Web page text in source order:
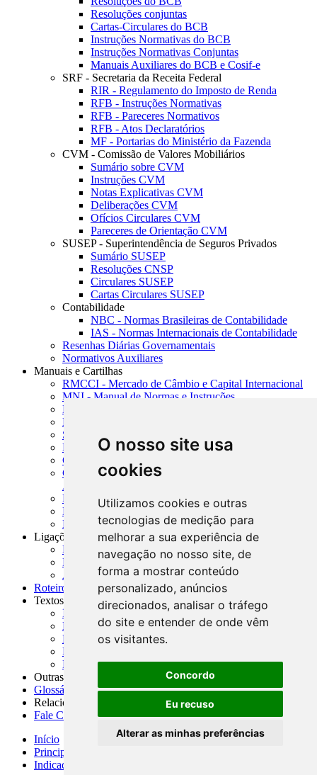
O nosso site usa
cookies
Utilizamos cookies e outras
tecnologias de medição para
melhorar a sua experiência de
navegação no nosso site, de
forma a mostrar conteúdo
personalizado, anúncios
direcionados, analisar o tráfego
do site e entender de onde vêm
os visitantes.
Concordo
Eu recuso
Alterar as minhas preferências
Resoluções conjuntas
Cartas-Circulares do BCB
Instruções Normativas do BCB
Instruções Normativas Conjuntas
Manuais Auxiliares do BCB e Cosif-e
SRF - Secretaria da Receita Federal
RIR - Regulamento do Imposto de Renda
RFB - Instruções Normativas
RFB - Pareceres Normativos
RFB - Atos Declaratórios
MF - Portarias do Ministério da Fazenda
CVM - Comissão de Valores Mobiliários
Sumário sobre CVM
Instruções CVM
Notas Explicativas CVM
Deliberações CVM
Ofícios Circulares CVM
Pareceres de Orientação CVM
SUSEP - Superintendência de Seguros Privados
Sumário SUSEP
Resoluções CNSP
Circulares SUSEP
Cartas Circulares SUSEP
Contabilidade
NBC - Normas Brasileiras de Contabilidade
IAS - Normas Internacionais de Contabilidade
Resenhas Diárias Governamentais
Normativos Auxiliares
Manuais e Cartilhas
RMCCI - Mercado de Câmbio e Capital Internacional
MNI - Manual de Normas e Instruções
MTVM - Manual de Títulos e Valores Mobiliários
MCR - Manual de Crédito Rural
SISORF - Manual de Organização do SFN
MASUP - Manual de Supervisão Bancária
CADOC - Catálogo de Documentos
CNAE-CONCLA - Classificação Nacional de
Atividades Econômicas
PMF - Cartilhas do BCB
Manuais Auxiliares do BCB e Cosif-e
Resenhas Diárias Governamentais
Ligações Externas
Links Úteis
Presidência da República
Agências Nacionais Reguladoras
Roteiros para Estudos
Textos
Índice de Textos
Editorial
Monografias
Na Imprensa
Fórum de Discussão
Outras ferramentas
Glossário
Relacionamento
Fale Conosco
Início
Principais notícias
Indicadores